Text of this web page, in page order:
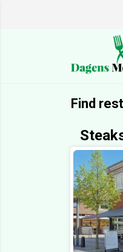
Find